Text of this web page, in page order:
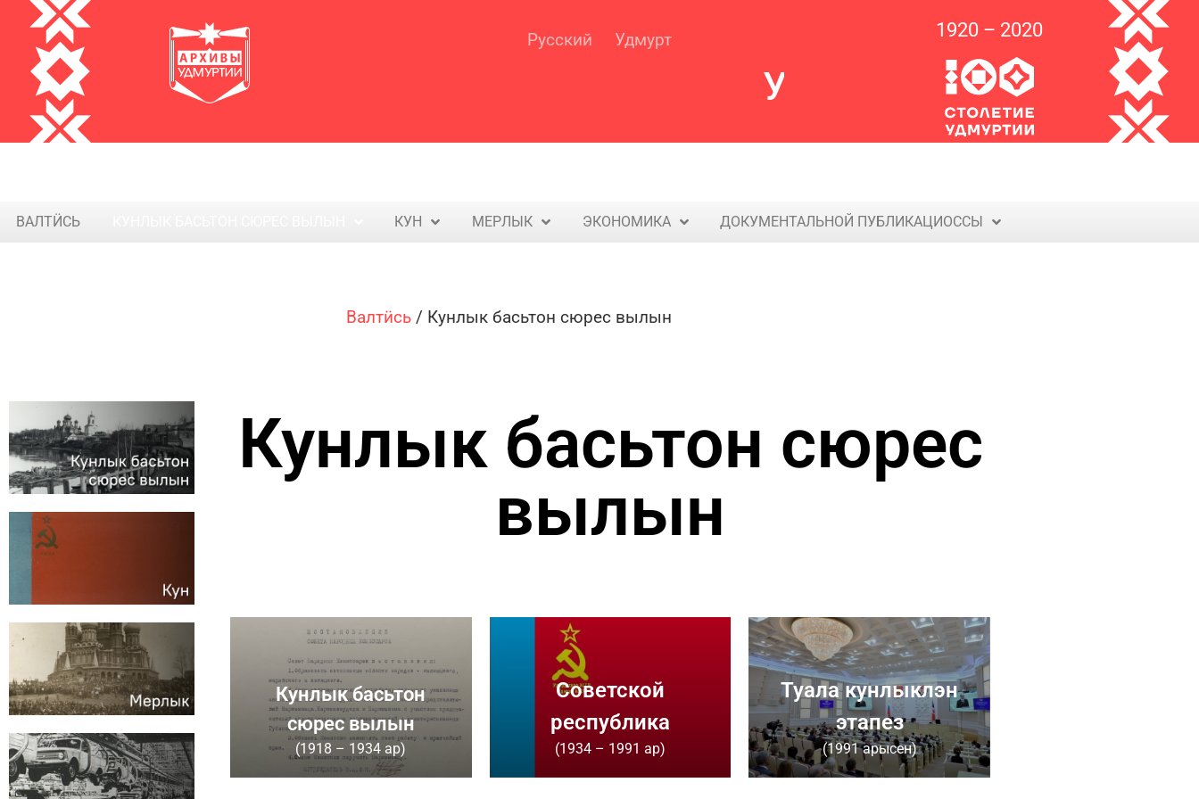
Русский Удмурт
У тон п на
1920 – 2020
ВАЛТӤСЬ КУН МЕРЛЫК ЭКОНОМИКА ДОКУМЕНТАЛЬНОЙ ПУБЛИКАЦИОССЫ
Валтӥсь/ Кунлык басьтон сюрес вылын​
Кунлык басьтон сюрес
вылын
Кунлык басьтон
сюрес вылын​
(1918 – 1934 ар)
Советской
республика
(1934 – 1991 ар)
Туала кунлыклэн
этапез
(1991 арысен)